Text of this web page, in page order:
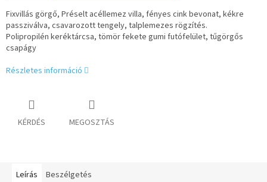
Fixvillás görgő, Préselt acéllemez villa, fényes cink bevonat, kékre
passziválva, csavarozott tengely, talplemezes rögzítés.
Polipropilén keréktárcsa, tömör fekete gumi futófelület, tűgörgős
csapágy
Részletes információ
KÉRDÉS MEGOSZTÁS
Leírás Beszélgetés